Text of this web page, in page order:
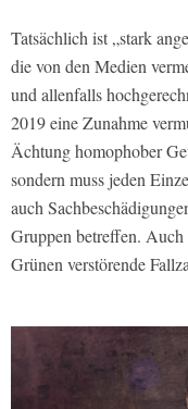
Tatsächlich ist „stark
die von den Medien
und allenfalls
2019 eine Zunahme
Ächtung homophober
sondern muss jeden
auch
Gruppen betreffen.
Grünen verstörende